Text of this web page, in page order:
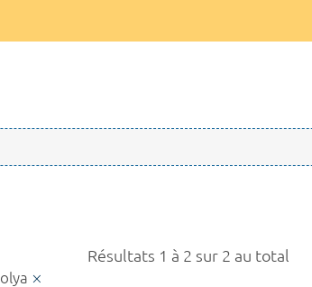
Résultats 1 à 2 sur 2 au total